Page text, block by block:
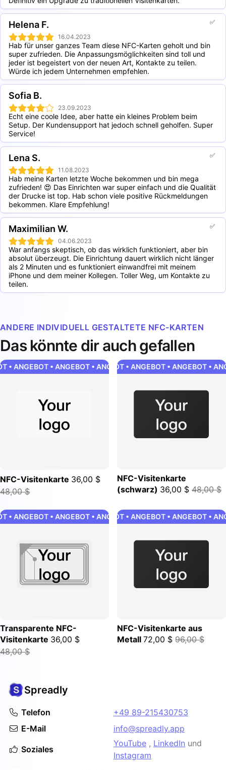
✅
Helena F.
16.04.2023
Hab für unser ganzes Team diese NFC-Karten geholt und bin
super zufrieden. Die Anpassungsmöglichkeiten sind toll und
jeder ist begeistert von der neuen Art, Kontakte zu teilen.
Würde ich jedem Unternehmen empfehlen.
Sofia B.
23.09.2023
Echt eine coole Idee, aber hatte ein kleines Problem beim
Setup. Der Kundensupport hat jedoch schnell geholfen. Super
Service!
✅
Lena S.
11.08.2023
Hab meine Karten letzte Woche bekommen und bin mega
zufrieden! 😍 Das Einrichten war super einfach und die Qualität
der Drucke ist top. Hab schon viele positive Rückmeldungen
bekommen. Klare Empfehlung!
✅
Maximilian W.
04.06.2023
War anfangs skeptisch, ob das wirklich funktioniert, aber bin
absolut überzeugt. Die Einrichtung dauert wirklich nicht länger
als 2 Minuten und es funktioniert einwandfrei mit meinem
iPhone und dem meiner Kollegen. Toller Weg, um Kontakte zu
teilen.
ANDERE INDIVIDUELL GESTALTETE NFC-KARTEN
Das könnte dir auch gefallen
• ANGEBOT • ANGEBOT • ANGEBOT • ANGEBOT • ANGEBOT •
NFC-Visitenkarte 36,00 $
48,00 $
ANGEBOT • ANGEBOT • ANGEBOT • ANGEBOT •
NFC-Visitenkarte
(schwarz) 36,00 $ 48,00 $
• ANGEBOT • ANGEBOT • ANGEBOT • ANGEBOT • ANGEBOT •
Transparente NFC-
Visitenkarte 36,00 $
48,00 $
ANGEBOT • ANGEBOT • ANGEBOT • ANGEBOT •
NFC-Visitenkarte aus
Metall 72,00 $ 96,00 $
Spreadly
Telefon
+49 89-215430753
E-Mail
info@spreadly.app
Soziales
YouTube , LinkedIn und
Instagram